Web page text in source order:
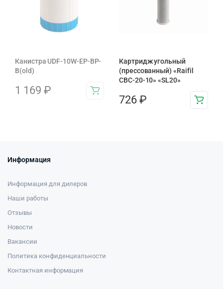
Канистра UDF-10W-EP-BP-
B(old)
1 169 ₽
Картридж угольный
(прессованный) «Raifil
CBC-20-10» «SL20»
726 ₽
Информация
Информация для дилеров
Наши работы
Отзывы
Новости
Вакансии
Политика конфиденциальности
Контактная информация